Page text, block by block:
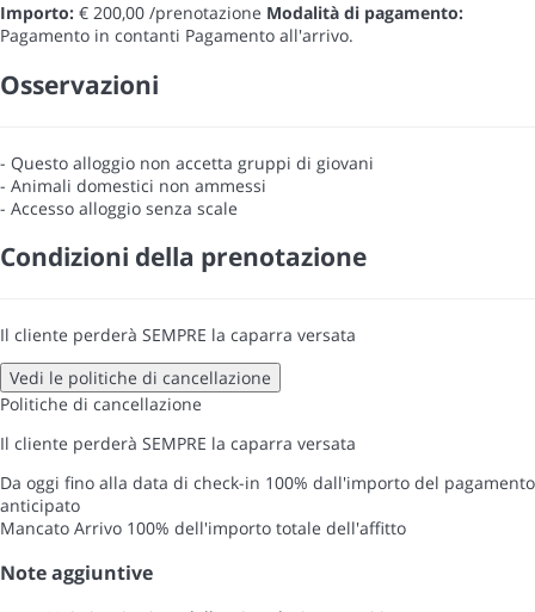
Importo: € 200,00 /prenotazione Modalità di pagamento:
Pagamento in contanti Pagamento all'arrivo.
Osservazioni
- Questo alloggio non accetta gruppi di giovani
- Animali domestici non ammessi
- Accesso alloggio senza scale
Condizioni della prenotazione
Il cliente perderà SEMPRE la caparra versata
Vedi le politiche di cancellazione
Politiche di cancellazione
Il cliente perderà SEMPRE la caparra versata
Da oggi fino alla data di check-in 100% dall'importo del pagamento
anticipato
Mancato Arrivo 100% dell'importo totale dell'affitto
Note aggiuntive